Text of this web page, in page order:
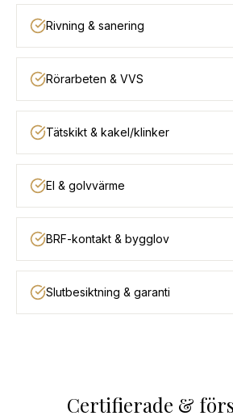
Rivning & sanering
Rörarbeten & VVS
Tätskikt & kakel/klinker
El & golvvärme
BRF-kontakt & bygglov
Slutbesiktning & garanti
Certifierade &